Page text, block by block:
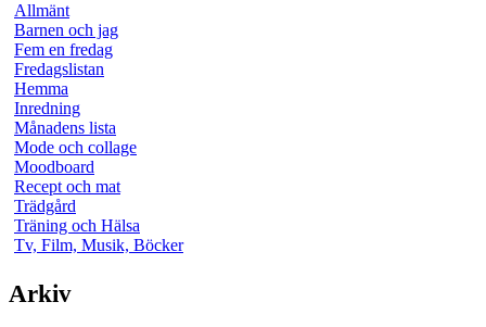
Allmänt
Barnen och jag
Fem en fredag
Fredagslistan
Hemma
Inredning
Månadens lista
Mode och collage
Moodboard
Recept och mat
Trädgård
Träning och Hälsa
Tv, Film, Musik, Böcker
Arkiv